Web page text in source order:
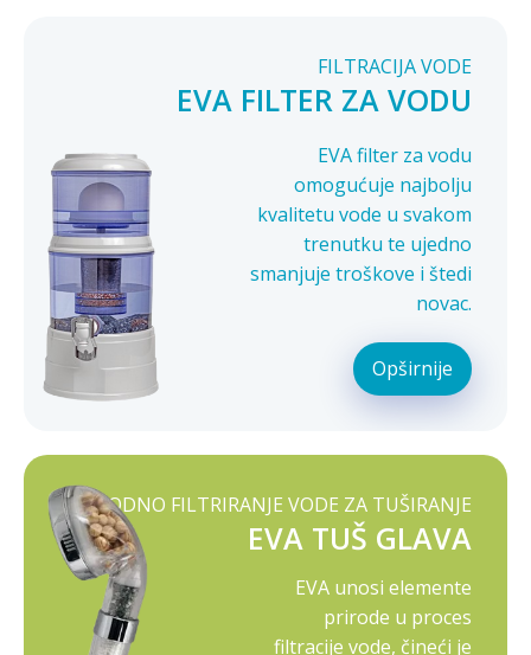
FILTRACIJA VODE
EVA FILTER ZA VODU
EVA filter za vodu
omogućuje najbolju
kvalitetu vode u svakom
trenutku te ujedno
smanjuje troškove i štedi
novac.
Opširnije
PRIRODNO FILTRIRANJE VODE ZA TUŠIRANJE
EVA TUŠ GLAVA
EVA unosi elemente
prirode u proces
filtracije vode, čineći je